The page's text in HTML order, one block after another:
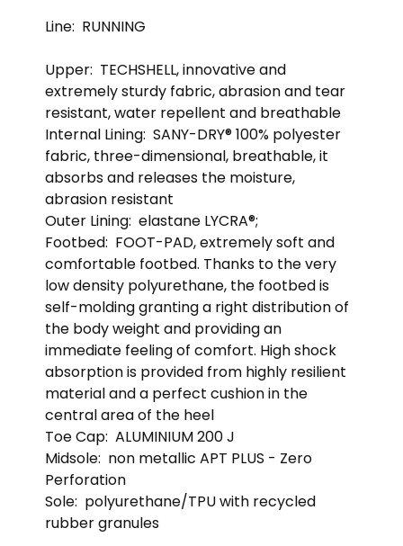
Line: RUNNING
Upper: TECHSHELL, innovative and
extremely sturdy fabric, abrasion and tear
resistant, water repellent and breathable
Internal Lining: SANY-DRY® 100% polyester
fabric, three-dimensional, breathable, it
absorbs and releases the moisture,
abrasion resistant
Outer Lining: elastane LYCRA®;
Footbed: FOOT-PAD, extremely soft and
comfortable footbed. Thanks to the very
low density polyurethane, the footbed is
self-molding granting a right distribution of
the body weight and providing an
immediate feeling of comfort. High shock
absorption is provided from highly resilient
material and a perfect cushion in the
central area of the heel
Toe Cap: ALUMINIUM 200 J
Midsole: non metallic APT PLUS - Zero
Perforation
Sole: polyurethane/TPU with recycled
rubber granules